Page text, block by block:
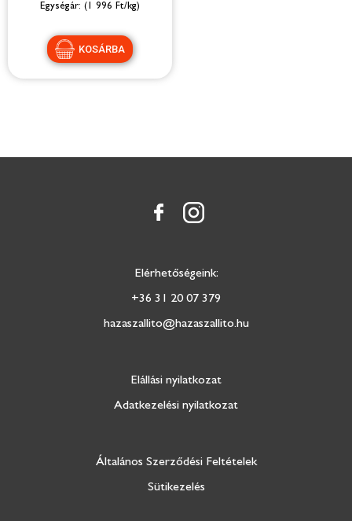
(1 996 Ft/kg)
Elérhetőségeink:
+36 31 20 07 379
hazaszallito@hazaszallito.hu
Elállási nyilatkozat
Adatkezelési nyilatkozat
Általános Szerződési Feltételek
Sütikezelés